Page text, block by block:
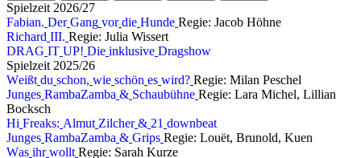
Spielzeit 2026/27
Fabian. Der Gang vor die Hunde Regie: Jacob Höhne
Richard III. Regie: Julia Wissert
DRAG IT UP! Die inklusive Dragshow
Spielzeit 2025/26
Weißt du schon, wie schön es wird? Regie: Milan Peschel
Junges RambaZamba & Schaubühne Regie: Lara Michel, Lillian
Bocksch
Hi Freaks: Almut Zilcher & 21 downbeat
Junges RambaZamba & Grips Regie: Louët, Brunold, Kuen
Was ihr wollt Regie: Sarah Kurze